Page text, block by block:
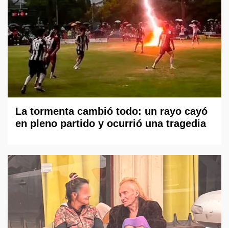
La tormenta cambió todo: un rayo cayó
en pleno partido y ocurrió una tragedia